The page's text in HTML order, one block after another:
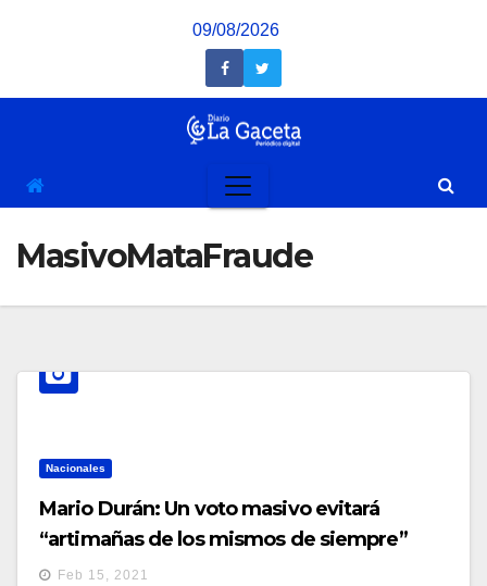
09/08/2026
MasivoMataFraude
Nacionales
Mario Durán: Un voto masivo evitará
“artimañas de los mismos de siempre”
Feb 15, 2021